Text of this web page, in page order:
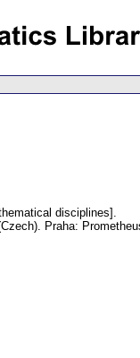
disciplines].
Praha: